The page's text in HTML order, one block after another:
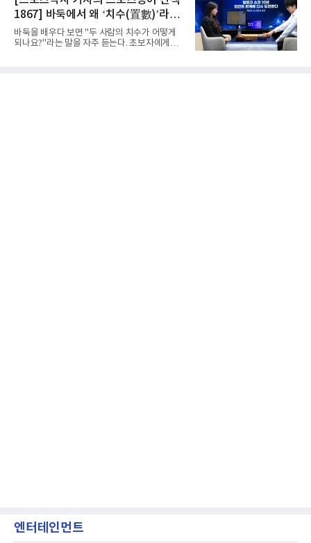
팀을 떠났다.이다영은 더 많은 무대를
믹스토 체육관에서 열린 2026 국제배구연맹
(FIVB) U-17 여자 세계선수권대회 조별리그 D조
1차전에서 푸에르토리코를 3-1(25-10 25-23
19-25 26-24)로 이겼다.승리의 중심에는 '리틀
김연경'으로 불리는 아웃사이드 히터 손서연(선
1867] 바둑에서 왜 ‘치수(置數)’라고
말할까
바둑을 배우다 보면 "두 사람의 치수가 어떻게
되나요?"라는 말을 자주 듣는다. 초보자에게는
엔터테인먼트